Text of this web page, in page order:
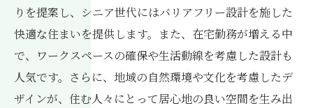
りを提案し、シニア世代にはバリアフリー設計を施した
快適な住まいを提供します。また、在宅勤務が増える中
で、ワークスペースの確保や生活動線を考慮した設計も
人気です。さらに、地域の自然環境や文化を考慮したデ
ザインが、住む人々にとって居心地の良い空間を生み出